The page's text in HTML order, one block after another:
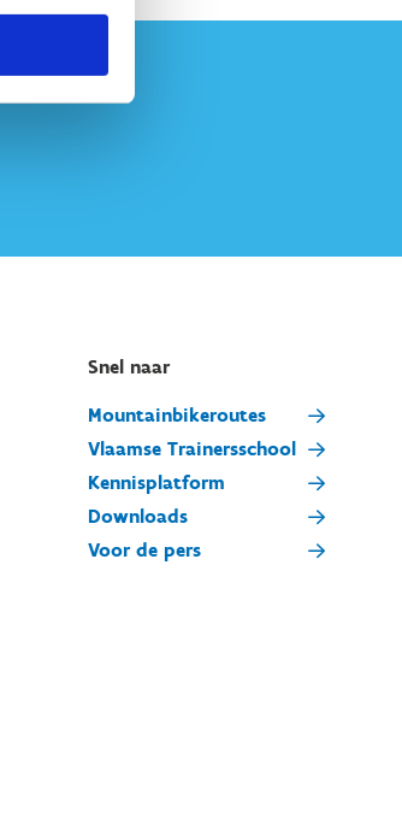
Snel naar
Mountainbikeroutes
Vlaamse Trainersschool
Kennisplatform
Downloads
Voor de pers